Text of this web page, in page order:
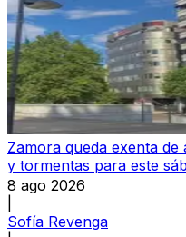
Zamora queda exenta
y tormentas para este
8 ago 2026
Sofía Revenga